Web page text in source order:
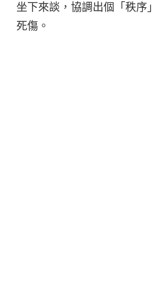
坐下來談，協調出個「秩序
死傷。